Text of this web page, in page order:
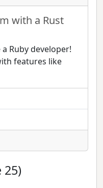
with a Rust
Ruby developer!
features like
25)